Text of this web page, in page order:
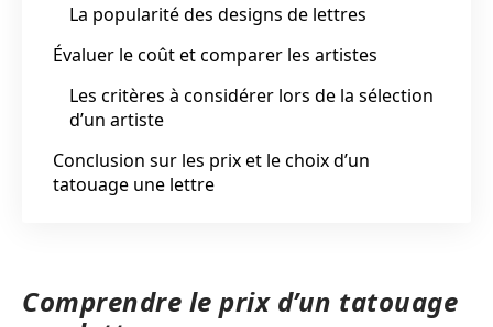
La popularité des designs de lettres
Évaluer le coût et comparer les artistes
Les critères à considérer lors de la sélection
d’un artiste
Conclusion sur les prix et le choix d’un
tatouage une lettre
Comprendre le prix d’un tatouage